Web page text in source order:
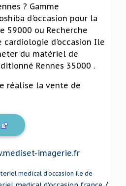
? Gamme
d'occasion pour la
59000 ou Recherche
cardiologie d'occasion Ile
du matériel de
Rennes 35000 .
réalise la vente de
imagerie.fr
medical d'occasion ile de